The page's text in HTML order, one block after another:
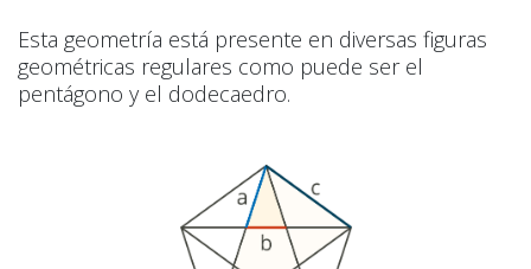
Esta geometría está presente en diversas figuras
geométricas regulares como puede ser el
pentágono y el dodecaedro.